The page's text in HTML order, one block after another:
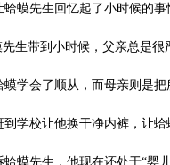
蟆先生回忆起了小时候的事
生带到小时候，父亲总是很
蟆学会了顺从，而母亲则是
学校让他换干净内裤，让
蛤蟆先生，他现在还处于“婴